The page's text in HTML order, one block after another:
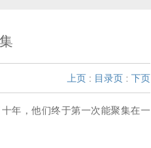
上页 : 目录页 : 下页
年，他们终于第一次能聚集在一